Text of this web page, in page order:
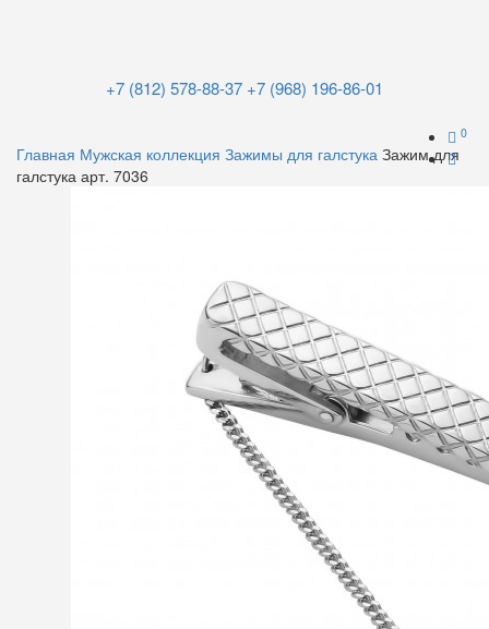
+7 (812) 578-88-37 +7 (968) 196-86-01
0
Главная Мужская коллекция Зажимы для галстука Зажим для
галстука арт. 7036